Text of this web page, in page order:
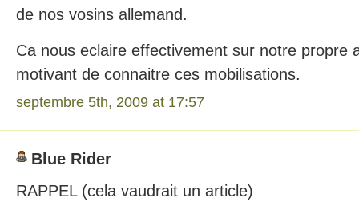
de nos vosins allemand.
Ca nous eclaire effectivement sur notre propre
motivant de connaitre ces mobilisations.
septembre 5th, 2009 at 17:57
Blue Rider
RAPPEL (cela vaudrait un article)